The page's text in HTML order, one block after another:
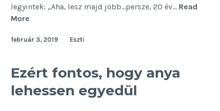
legyintek: „Aha, lesz majd jobb…persze, 20 év… Read
More
kezdő
sikerei
február 3, 2019 Eszti
Ezért fontos, hogy anya
lehessen egyedül